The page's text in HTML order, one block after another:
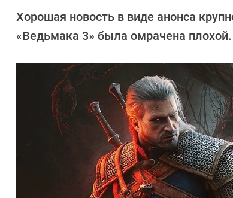
Калашников
Хорошая новость в виде анонса
«Ведьмака 3» была омрачена плохой.